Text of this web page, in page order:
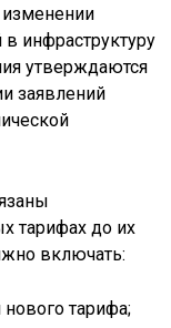
изменении
инфраструктуру
утверждаются
заявлений
тарифах до их
включать:
тарифа;